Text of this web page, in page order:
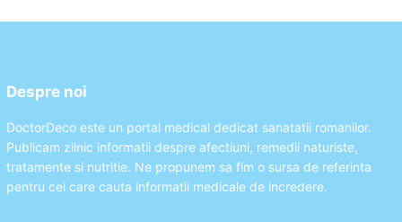
Despre noi
DoctorDeco este un portal medical dedicat sanatatii romanilor.
Publicam zilnic informatii despre afectiuni, remedii naturiste,
tratamente si nutritie. Ne propunem sa fim o sursa de referinta
pentru cei care cauta informatii medicale de incredere.